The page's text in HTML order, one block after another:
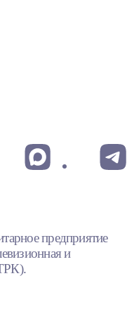
предприятие
и